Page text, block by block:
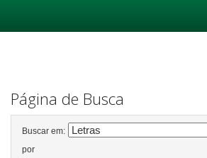
Página de Busca
Buscar em:
por